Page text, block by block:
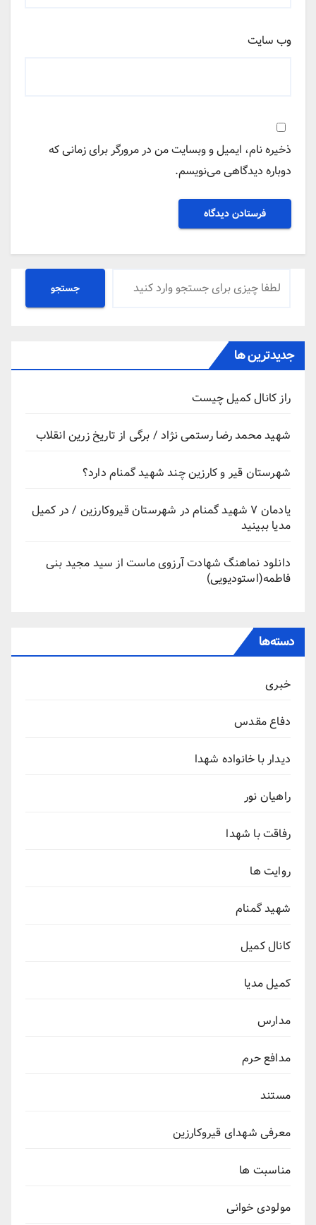
وب‌ سایت
ذخیره نام، ایمیل و وبسایت من در مرورگر برای زمانی که
دوباره دیدگاهی می‌نویسم.
جستجو جستجو
جدیدترین ها
راز کانال کمیل چیست
شهید محمد رضا رستمی نژاد / برگی از تاریخ زرین انقلاب
شهرستان قیر و کارزین چند شهید گمنام دارد؟
یادمان ۷ شهید گمنام در شهرستان قیروکارزین / در کمیل
مدیا ببینید
دانلود نماهنگ شهادت آرزوی ماست از سید مجید بنی
فاطمه(استودیویی)
دسته‌ها
خبری
دفاع مقدس
دیدار با خانواده شهدا
راهیان نور
رفاقت با شهدا
روایت ها
شهید گمنام
کانال کمیل
کمیل مدیا
مدارس
مدافع حرم
مستند
معرفی شهدای قیروکارزین
مناسبت ها
مولودی خوانی